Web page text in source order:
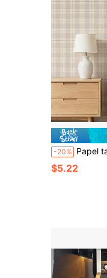
-20% Papel tapiz de estilo bohemio a cuadros desmontable en
$5.22